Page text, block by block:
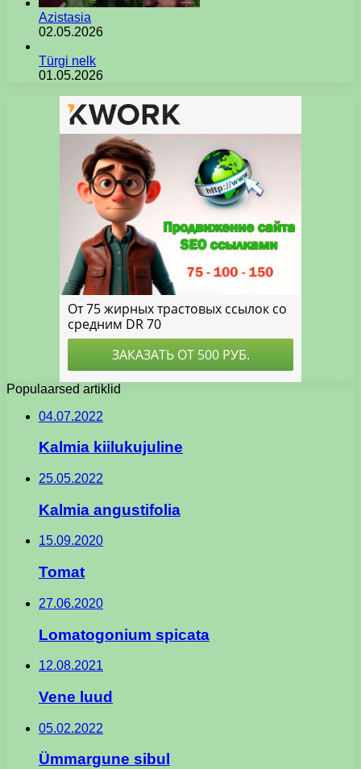
Azistasia
02.05.2026
Türgi nelk
01.05.2026
Populaarsed artiklid
04.07.2022
Kalmia kiilukujuline
25.05.2022
Kalmia angustifolia
15.09.2020
Tomat
27.06.2020
Lomatogonium spicata
12.08.2021
Vene luud
05.02.2022
Ümmargune sibul